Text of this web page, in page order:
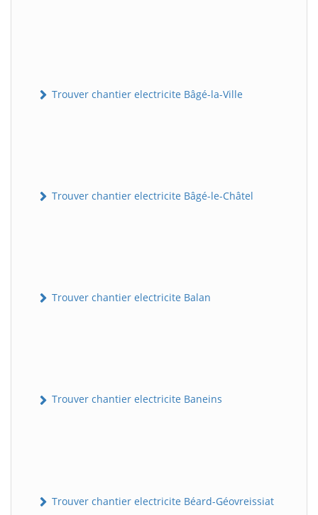
Trouver chantier electricite Bâgé-la-Ville
Trouver chantier electricite Bâgé-le-Châtel
Trouver chantier electricite Balan
Trouver chantier electricite Baneins
Trouver chantier electricite Béard-Géovreissiat